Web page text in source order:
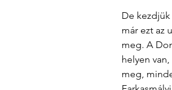
De
már ezt az
meg. A
helyen
meg,